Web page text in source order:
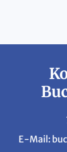
E-Mail: